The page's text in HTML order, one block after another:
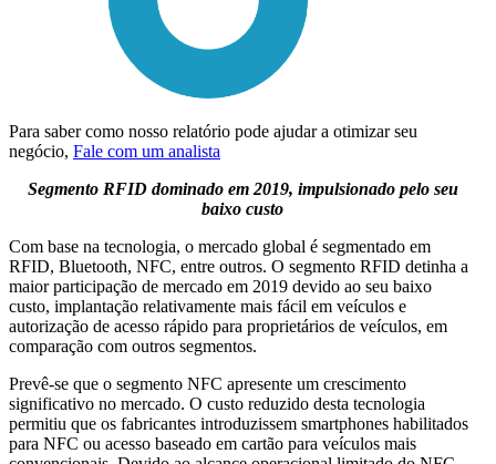
Para saber como nosso relatório pode ajudar a otimizar seu
negócio, Fale com um analista
Segmento RFID dominado em 2019, impulsionado pelo seu
baixo custo
Com base na tecnologia, o mercado global é segmentado em
RFID, Bluetooth, NFC, entre outros. O segmento RFID detinha a
maior participação de mercado em 2019 devido ao seu baixo
custo, implantação relativamente mais fácil em veículos e
autorização de acesso rápido para proprietários de veículos, em
comparação com outros segmentos.
Prevê-se que o segmento NFC apresente um crescimento
significativo no mercado. O custo reduzido desta tecnologia
permitiu que os fabricantes introduzissem smartphones habilitados
para NFC ou acesso baseado em cartão para veículos mais